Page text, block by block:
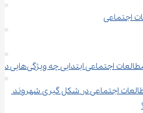
اجتماعی
اجتماعی ابتدایی چه ویژگی‌هایی دارد؟
اجتماعی در شکل گیری شهروند